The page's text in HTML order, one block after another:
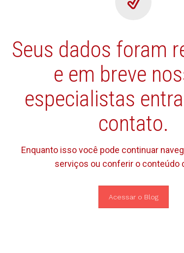
Seus dados foram
e em breve
especialistas
contato.
Enquanto isso você pode continuar
serviços ou conferir o conteúdo
Acessar o Blog